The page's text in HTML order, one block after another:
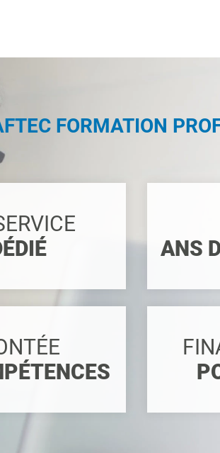
FORMATION
ANS